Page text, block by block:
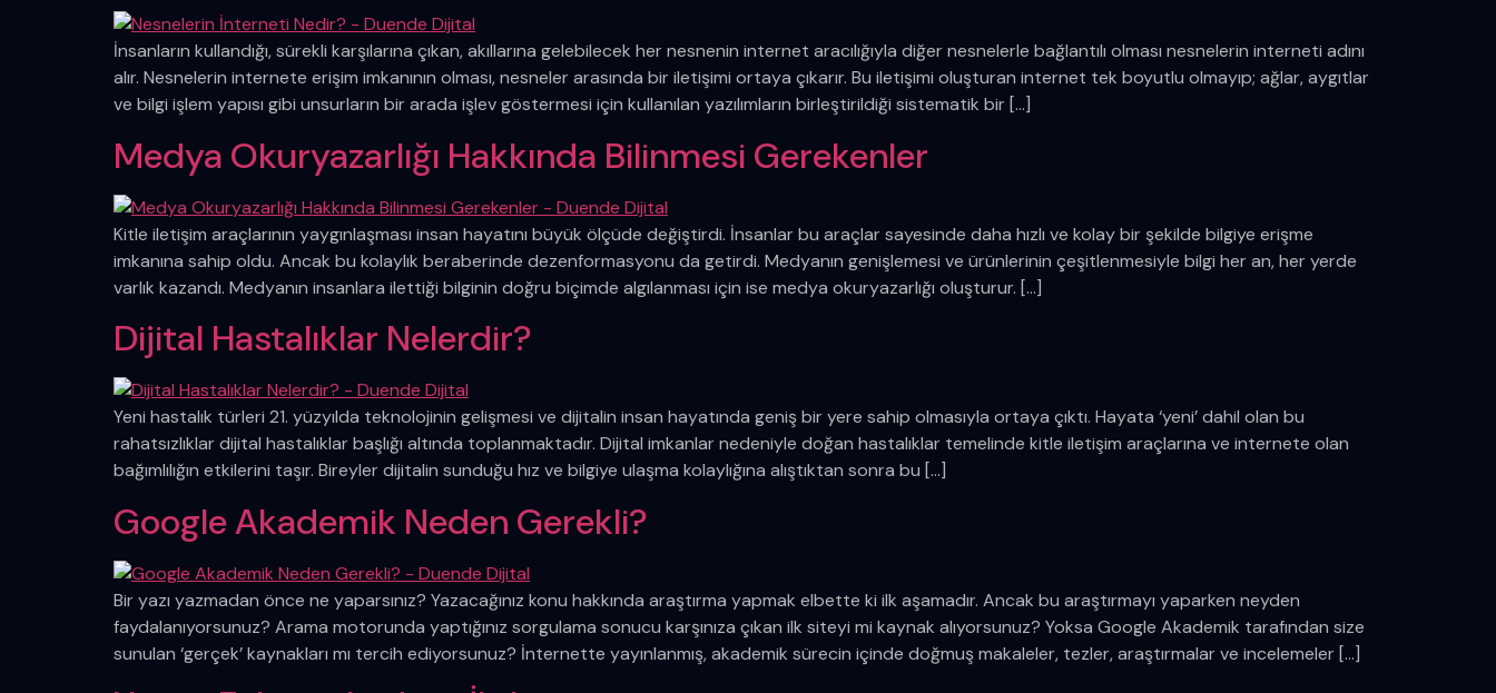
İnsanların kullandığı, sürekli karşılarına çıkan, akıllarına gelebilecek her nesnenin internet aracılığıyla diğer nesnelerle bağlantılı olması nesnelerin interneti adını
alır. Nesnelerin internete erişim imkanının olması, nesneler arasında bir iletişimi ortaya çıkarır. Bu iletişimi oluşturan internet tek boyutlu olmayıp; ağlar, aygıtlar
ve bilgi işlem yapısı gibi unsurların bir arada işlev göstermesi için kullanılan yazılımların birleştirildiği sistematik bir […]
Medya Okuryazarlığı Hakkında Bilinmesi Gerekenler
Kitle iletişim araçlarının yaygınlaşması insan hayatını büyük ölçüde değiştirdi. İnsanlar bu araçlar sayesinde daha hızlı ve kolay bir şekilde bilgiye erişme
imkanına sahip oldu. Ancak bu kolaylık beraberinde dezenformasyonu da getirdi. Medyanın genişlemesi ve ürünlerinin çeşitlenmesiyle bilgi her an, her yerde
varlık kazandı. Medyanın insanlara ilettiği bilginin doğru biçimde algılanması için ise medya okuryazarlığı oluşturur. […]
Dijital Hastalıklar Nelerdir?
Yeni hastalık türleri 21. yüzyılda teknolojinin gelişmesi ve dijitalin insan hayatında geniş bir yere sahip olmasıyla ortaya çıktı. Hayata ‘yeni’ dahil olan bu
rahatsızlıklar dijital hastalıklar başlığı altında toplanmaktadır. Dijital imkanlar nedeniyle doğan hastalıklar temelinde kitle iletişim araçlarına ve internete olan
bağımlılığın etkilerini taşır. Bireyler dijitalin sunduğu hız ve bilgiye ulaşma kolaylığına alıştıktan sonra bu […]
Google Akademik Neden Gerekli?
Bir yazı yazmadan önce ne yaparsınız? Yazacağınız konu hakkında araştırma yapmak elbette ki ilk aşamadır. Ancak bu araştırmayı yaparken neyden
faydalanıyorsunuz? Arama motorunda yaptığınız sorgulama sonucu karşınıza çıkan ilk siteyi mi kaynak alıyorsunuz? Yoksa Google Akademik tarafından size
sunulan ‘gerçek’ kaynakları mı tercih ediyorsunuz? İnternette yayınlanmış, akademik sürecin içinde doğmuş makaleler, tezler, araştırmalar ve incelemeler […]